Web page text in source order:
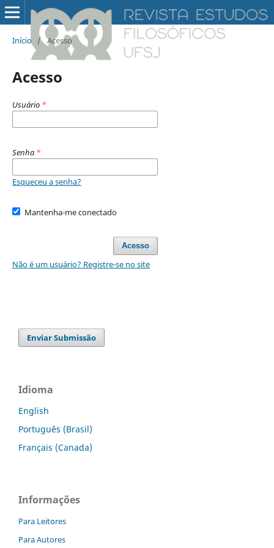
Início / Acesso
Acesso
Usuário *
Senha *
Esqueceu a senha?
Mantenha-me conectado
Acesso
Não é um usuário? Registre-se no site
Enviar Submissão
Idioma
English
Português (Brasil)
Français (Canada)
Informações
Para Leitores
Para Autores